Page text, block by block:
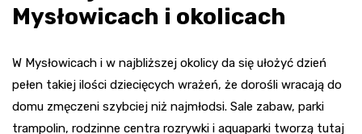
Mysłowicach i okolicach
W Mysłowicach i w najbliższej okolicy da się ułożyć dzień
pełen takiej ilości dziecięcych wrażeń, że dorośli wracają do
domu zmęczeni szybciej niż najmłodsi. Sale zabaw, parki
trampolin, rodzinne centra rozrywki i aquaparki tworzą tutaj